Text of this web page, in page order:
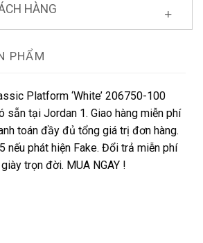
HÀNG
PHẨM
Platform ‘White’ 206750-100
sẵn tại Jordan 1. Giao hàng miễn phí
toán đầy đủ tổng giá trị đơn hàng.
nếu phát hiện Fake. Đổi trả miễn phí
trọn đời. MUA NGAY !